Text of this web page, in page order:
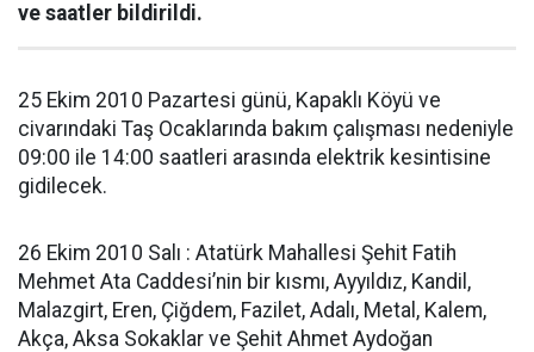
ve saatler bildirildi.
25 Ekim 2010 Pazartesi günü, Kapaklı Köyü ve
civarındaki Taş Ocaklarında bakım çalışması nedeniyle
09:00 ile 14:00 saatleri arasında elektrik kesintisine
gidilecek.
26 Ekim 2010 Salı : Atatürk Mahallesi Şehit Fatih
Mehmet Ata Caddesi’nin bir kısmı, Ayyıldız, Kandil,
Malazgirt, Eren, Çiğdem, Fazilet, Adalı, Metal, Kalem,
Akça, Aksa Sokaklar ve Şehit Ahmet Aydoğan